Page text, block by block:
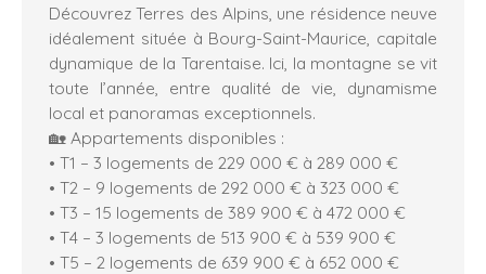
Découvrez Terres des Alpins, une résidence neuve
idéalement située à Bourg-Saint-Maurice, capitale
dynamique de la Tarentaise. Ici, la montagne se vit
toute l’année, entre qualité de vie, dynamisme
local et panoramas exceptionnels.
🏡 Appartements disponibles :
• T1 – 3 logements de 229 000 € à 289 000 €
• T2 – 9 logements de 292 000 € à 323 000 €
• T3 – 15 logements de 389 900 € à 472 000 €
• T4 – 3 logements de 513 900 € à 539 900 €
• T5 – 2 logements de 639 900 € à 652 000 €